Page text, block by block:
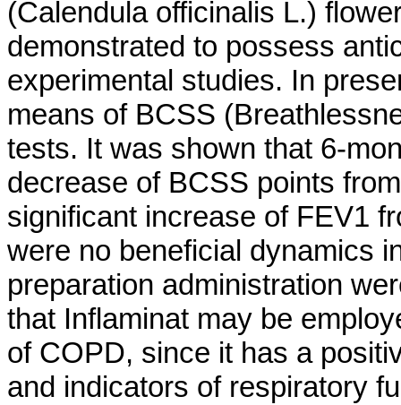
(Calendula officinalis L.)
demonstrated to possess
experimental studies. In
means of BCSS
tests. It was shown that 6-
decrease of BCSS points
significant increase of FEV1
were no beneficial dynamics
preparation administration
that Inflaminat may be
of COPD, since it has a
and indicators of respiratory